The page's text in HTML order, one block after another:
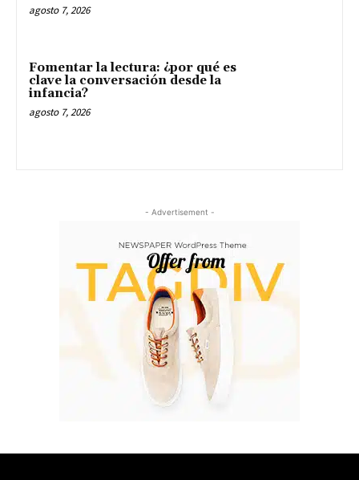
agosto 7, 2026
Fomentar la lectura: ¿por qué es
clave la conversación desde la
infancia?
agosto 7, 2026
- Advertisement -